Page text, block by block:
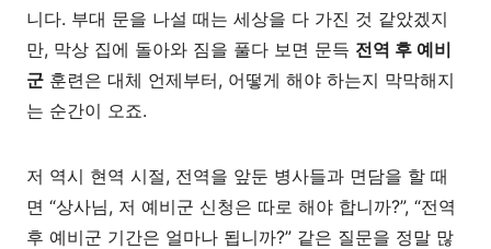
니다. 부대 문을 나설 때는 세상을 다 가진 것 같았겠지
만, 막상 집에 돌아와 짐을 풀다 보면 문득 전역 후 예비
군 훈련은 대체 언제부터, 어떻게 해야 하는지 막막해지
는 순간이 오죠.
저 역시 현역 시절, 전역을 앞둔 병사들과 면담을 할 때
면 “상사님, 저 예비군 신청은 따로 해야 합니까?”, “전역
후 예비군 기간은 얼마나 됩니까?” 같은 질문을 정말 많